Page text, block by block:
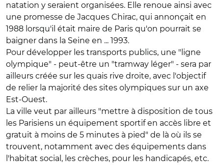
natation y seraient organisées. Elle renoue ainsi avec
une promesse de Jacques Chirac, qui annonçait en
1988 lorsqu'il était maire de Paris qu'on pourrait se
baigner dans la Seine en ... 1993.
Pour développer les transports publics, une "ligne
olympique" - peut-être un "tramway léger" - sera par
ailleurs créée sur les quais rive droite, avec l'objectif
de relier la majorité des sites olympiques sur un axe
Est-Ouest.
La ville veut par ailleurs "mettre à disposition de tous
les Parisiens un équipement sportif en accès libre et
gratuit à moins de 5 minutes à pied" de là où ils se
trouvent, notamment avec des équipements dans
l'habitat social, les crèches, pour les handicapés, etc.